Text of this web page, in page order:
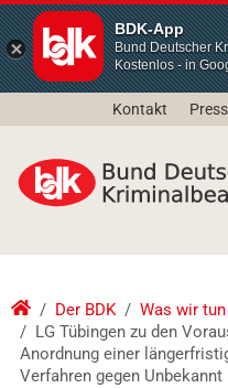
BDK-App
Bund Deutscher
Kostenlos - in
Kontakt
Der BDK Was wir tun
LG Tübingen zu den
Anordnung einer
Verfahren gegen Unbekannt